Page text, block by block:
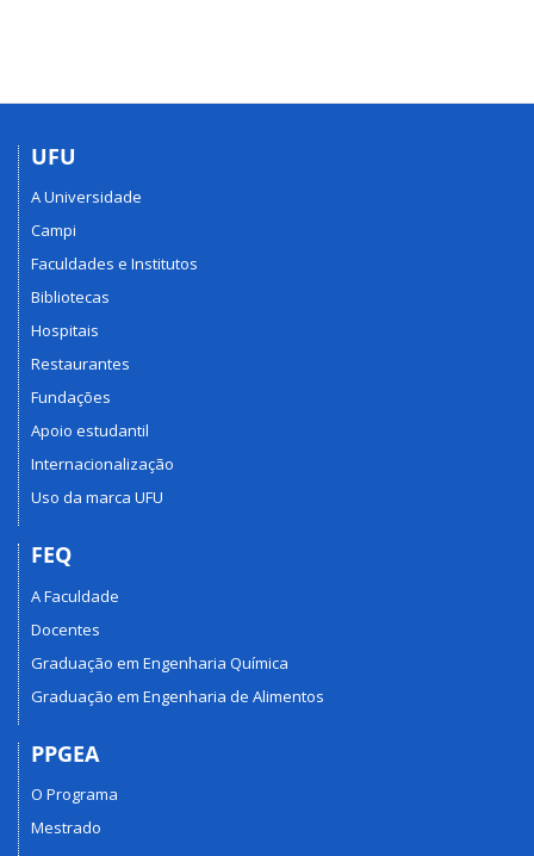
UFU
A Universidade
Campi
Faculdades e Institutos
Bibliotecas
Hospitais
Restaurantes
Fundações
Apoio estudantil
Internacionalização
Uso da marca UFU
FEQ
A Faculdade
Docentes
Graduação em Engenharia Química
Graduação em Engenharia de Alimentos
PPGEA
O Programa
Mestrado